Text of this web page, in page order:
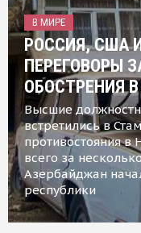
В МИРЕ
РОССИЯ, США
ПЕРЕГОВОРЫ
ОБОСТРЕНИЯ
Высшие
встретились в
противостояния в
всего за
Азербайджан
республики